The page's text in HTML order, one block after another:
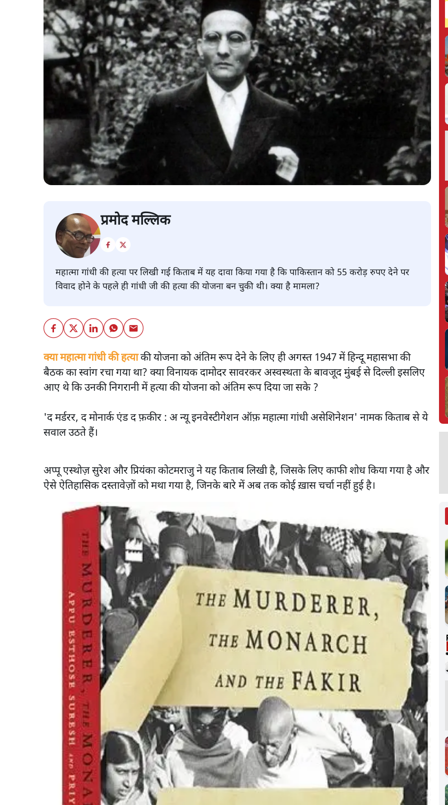
प्रमोद मल्लिक
महात्मा गांधी की हत्या पर लिखी गई किताब में यह दावा किया गया है कि पाकिस्तान को 55 करोड़ रुपए देने पर
विवाद होने के पहले ही गांधी जी की हत्या की योजना बन चुकी थी। क्या है मामला?
क्या महात्मा गांधी की हत्याकी योजना को अंतिम रूप देने के लिए ही अगस्त 1947 में हिन्दू महासभा की
बैठक का स्वांग रचा गया था? क्या विनायक दामोदर सावरकर अस्वस्थता के बावजूद मुंबई से दिल्ली इसलिए
आए थे कि उनकी निगरानी में हत्या की योजना को अंतिम रूप दिया जा सके ?
'द मर्डरर, द मोनार्क एंड द फ़कीर : अ न्यू इनवेस्टीगेशन ऑफ़ महात्मा गांधी असेशिनेशन' नामक किताब से ये
सवाल उठते हैं।
अप्पू एस्थोज़ सुरेश और प्रियंका कोटमराजु ने यह किताब लिखी है, जिसके लिए काफी शोध किया गया है और
ऐसे ऐतिहासिक दस्तावेज़ों को मथा गया है, जिनके बारे में अब तक कोई ख़ास चर्चा नहीं हुई है।